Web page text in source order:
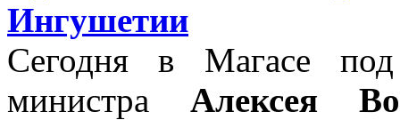
Ингушетии
Сегодня в Магасе под
министра Алексея